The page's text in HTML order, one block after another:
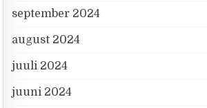
september 2024
august 2024
juuli 2024
juuni 2024